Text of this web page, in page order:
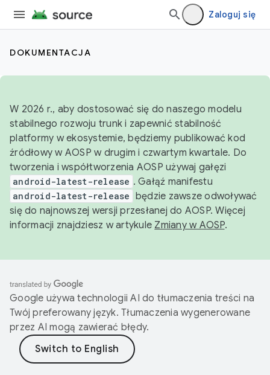
Zaloguj się
DOKUMENTACJA
W 2026 r., aby dostosować się do naszego modelu
stabilnego rozwoju trunk i zapewnić stabilność
platformy w ekosystemie, będziemy publikować kod
źródłowy w AOSP w drugim i czwartym kwartale. Do
tworzenia i współtworzenia AOSP używaj gałęzi
android-latest-release . Gałąź manifestu
android-latest-release będzie zawsze odwoływać
się do najnowszej wersji przesłanej do AOSP. Więcej
informacji znajdziesz w artykule Zmiany w AOSP.
Google używa technologii AI do tłumaczenia treści na
Twój preferowany język. Tłumaczenia wygenerowane
przez AI mogą zawierać błędy.